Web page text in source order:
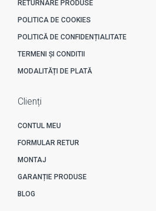
RETURNARE PRODUSE
POLITICA DE COOKIES
POLITICĂ DE CONFIDENȚIALITATE
TERMENI ȘI CONDITII
MODALITĂȚI DE PLATĂ
Clienți
CONTUL MEU
FORMULAR RETUR
MONTAJ
GARANȚIE PRODUSE
BLOG